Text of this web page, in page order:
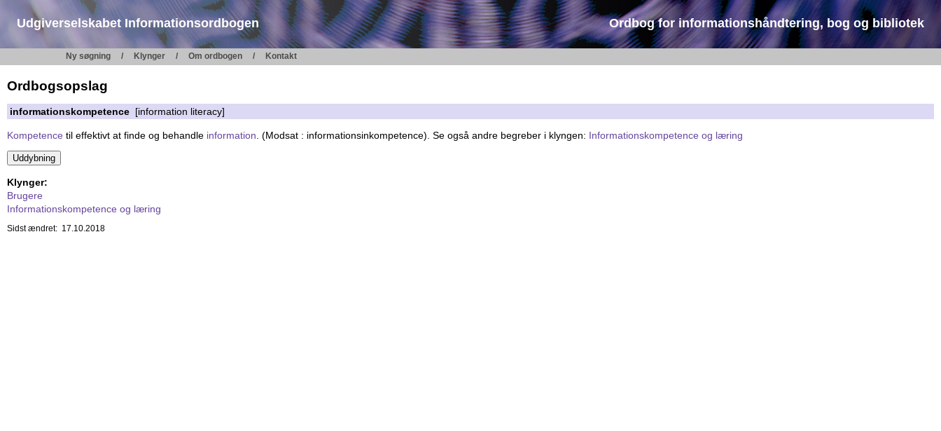
Udgiverselskabet Informationsordbogen Ordbog for informationshåndtering, bog og bibliotek
Ny søgning Klynger Om ordbogen Kontakt
Ordbogsopslag
informationskompetence [information literacy]
Kompetence til effektivt at finde og behandle information . (Modsat : informationsinkompetence). Se også andre begreber i klyngen: Informationskompetence og læring
Klynger:
Brugere
Informationskompetence og læring
Sidst ændret: 17.10.2018